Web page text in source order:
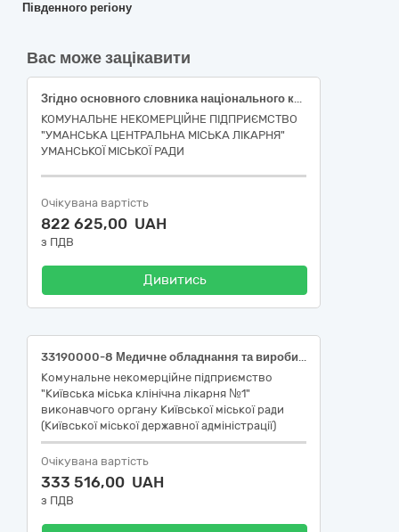
Південного регіону
Вас може зацікавити
Згідно основного словника національного класифікатора України «Єдиний закупівельний словник» ДК 021:2015 : 33190000-8 - Медичне обладнання та вироби медичного призначення різні (Монітор пацієнта (НК 024:2023: 33586 – Cистема моніторингу фізіологічних показників одного пацієнта, НК 031:2024: Z1203020201 - Приліжкові мультипараметричні монітори пацієнта), Відсмоктувач медичний електричний (НК 024:2023:47366 – Аспіраційна система, що живиться від електромережі, для невідкладної допомоги; НК 031:2024 - Z120105 -Хірургічні медичні аспіратори), Підігрівач рідини (НК 024: НК 024:2023: 47616 – Апарат для кондуктивного підігрівання крові/інфузійних розчинів, НК 031:2024: Z12030305 – Медичне обладнання та супутні аксесуари, програмне забезпесення і витратні матеріали/ підігрівачі інфузійних розчинів)
КОМУНАЛЬНЕ НЕКОМЕРЦІЙНЕ ПІДПРИЄМСТВО
"УМАНСЬКА ЦЕНТРАЛЬНА МІСЬКА ЛІКАРНЯ"
УМАНСЬКОЇ МІСЬКОЇ РАДИ
Очікувана вартість
822 625,00 UAH
з ПДВ
Дивитись
33190000-8 Медичне обладнання та вироби медичного призначення різні
Комунальне некомерційне підприємство
"Київська міська клінічна лікарня №1"
виконавчого органу Київської міської ради
(Київської міської державної адміністрації)
Очікувана вартість
333 516,00 UAH
з ПДВ